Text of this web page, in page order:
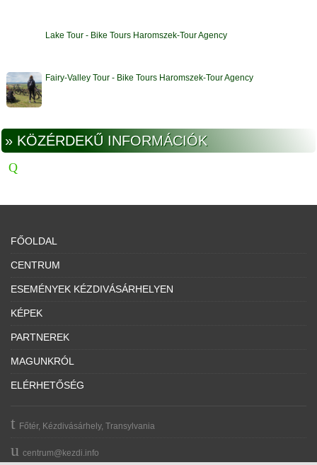
Lake Tour - Bike Tours Haromszek-Tour Agency
Fairy-Valley Tour - Bike Tours Haromszek-Tour Agency
» KÖZÉRDEKŰ INFORMÁCIÓK
FŐOLDAL
CENTRUM
ESEMÉNYEK KÉZDIVÁSÁRHELYEN
KÉPEK
PARTNEREK
MAGUNKRÓL
ELÉRHETŐSÉG
Főtér, Kézdivásárhely, Transylvania
centrum@kezdi.info